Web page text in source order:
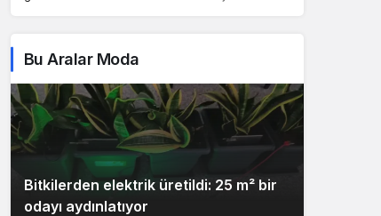
Bu Aralar Moda
Bitkilerden elektrik üretildi: 25 m² bir
odayı aydınlatıyor